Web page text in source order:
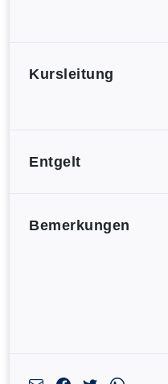
Kursleitung
Entgelt
Bemerkungen